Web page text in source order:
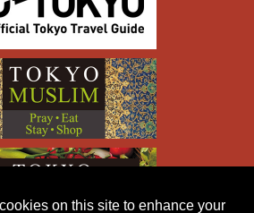
on this site to enhance your